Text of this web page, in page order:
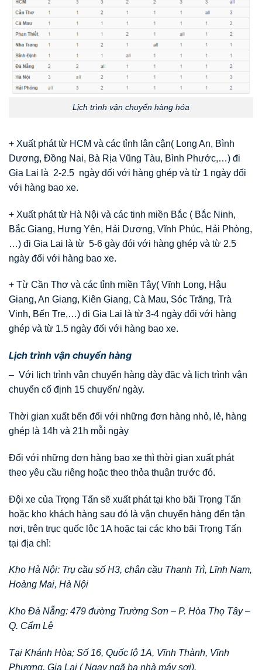
Lịch trình vận chuyển hàng hóa
+ Xuất phát từ HCM và các tỉnh lân cận( Long An, Bình
Dương, Đồng Nai, Bà Rịa Vũng Tàu, Bình Phước,…) đi
Gia Lai là 2-2.5 ngày đối với hàng ghép và từ 1 ngày đối
với hàng bao xe.
+ Xuất phát từ Hà Nội và các tinh miền Bắc ( Bắc Ninh,
Bắc Giang, Hưng Yên, Hải Dương, Vĩnh Phúc, Hải Phòng,
…) đi Gia Lai là từ 5-6 gày đói với hàng ghép và từ 2.5
ngày đối với hàng bao xe.
+ Từ Cần Thơ và các tỉnh miền Tây( Vĩnh Long, Hậu
Giang, An Giang, Kiên Giang, Cà Mau, Sóc Trăng, Trà
Vinh, Bến Tre,…) đi Gia Lai là từ 3-4 ngày đối với hàng
ghép và từ 1.5 ngày đối với hàng bao xe.
Lịch trình vận chuyển hàng
– Với lịch trình vận chuyển hàng dày đặc và lịch trình vận
chuyển cố định 15 chuyến/ ngày.
Thời gian xuất bến đối với những đơn hàng nhỏ, lẻ, hàng
ghép là 14h và 21h mỗi ngày
Đối với những đơn hàng bao xe thì thời gian xuất phát
theo yêu cầu riêng hoặc theo thỏa thuận trước đó.
Đội xe của Trọng Tấn sẽ xuất phát tại kho bãi Trọng Tấn
hoặc kho khách hàng sau đó là vận chuyển hàng đến tận
nơi, trên trục quốc lộc 1A hoặc tại các kho bãi Trọng Tấn
tại địa chỉ:
Kho Hà Nội: Trụ cầu số H3, chân cầu Thanh Trì, Lĩnh Nam,
Hoàng Mai, Hà Nội
Kho Đà Nẵng: 479 đường Trường Sơn – P. Hòa Thọ Tây –
Q. Cẩm Lệ
Tại Khánh Hòa; Số 16, Quốc lộ 1A, Vĩnh Thành, Vĩnh
Phương, Gia Lai ( Ngay ngã ba nhà máy sợi).